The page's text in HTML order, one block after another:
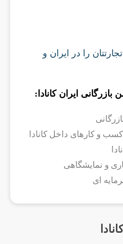
را در ایران و
ایران کانادا:
و کارهای داخل کانادا
و نمایشگاهی
ای